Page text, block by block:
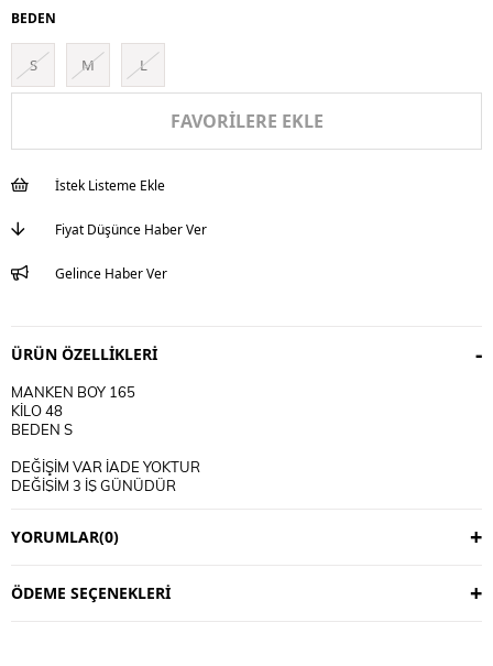
BEDEN
S M L
FAVORILERE EKLE
İstek Listeme Ekle
Fiyat Düşünce Haber Ver
Gelince Haber Ver
ÜRÜN ÖZELLIKLERI
MANKEN BOY 165
KİLO 48
BEDEN S
DEĞİŞİM VAR İADE YOKTUR
DEĞİŞİM 3 İŞ GÜNÜDÜR
KULLANIM TALİMATI
CİFT RENKLİ ÜRÜNLERDE YIKAMA MENDİLİ KULLANINIZ
YORUMLAR(0)
ÖDEME SEÇENEKLERI